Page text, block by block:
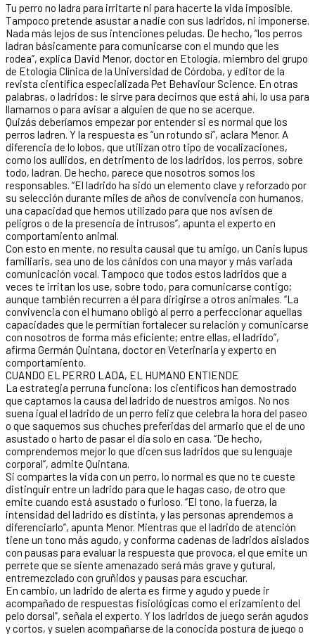
Tu perro no ladra para irritarte ni para hacerte la vida imposible.
Tampoco pretende asustar a nadie con sus ladridos, ni imponerse.
Nada más lejos de sus intenciones peludas. De hecho, “los perros
ladran básicamente para comunicarse con el mundo que les
rodea”, explica David Menor, doctor en Etología, miembro del grupo
de Etología Clínica de la Universidad de Córdoba, y editor de la
revista científica especializada Pet Behaviour Science. En otras
palabras, o ladridos: le sirve para decirnos que está ahí, lo usa para
llamarnos o para avisar a alguien de que no se acerque.
Quizás deberíamos empezar por entender si es normal que los
perros ladren. Y la respuesta es “un rotundo sí”, aclara Menor. A
diferencia de lo lobos, que utilizan otro tipo de vocalizaciones,
como los aullidos, en detrimento de los ladridos, los perros, sobre
todo, ladran. De hecho, parece que nosotros somos los
responsables. “El ladrido ha sido un elemento clave y reforzado por
su selección durante miles de años de convivencia con humanos,
una capacidad que hemos utilizado para que nos avisen de
peligros o de la presencia de intrusos”, apunta el experto en
comportamiento animal.
Con esto en mente, no resulta causal que tu amigo, un Canis lupus
familiaris, sea uno de los cánidos con una mayor y más variada
comunicación vocal. Tampoco que todos estos ladridos que a
veces te irritan los use, sobre todo, para comunicarse contigo;
aunque también recurren a él para dirigirse a otros animales. “La
convivencia con el humano obligó al perro a perfeccionar aquellas
capacidades que le permitían fortalecer su relación y comunicarse
con nosotros de forma más eficiente; entre ellas, el ladrido”,
afirma Germán Quintana, doctor en Veterinaria y experto en
comportamiento.
CUANDO EL PERRO LADA, EL HUMANO ENTIENDE
La estrategia perruna funciona: los científicos han demostrado
que captamos la causa del ladrido de nuestros amigos. No nos
suena igual el ladrido de un perro feliz que celebra la hora del paseo
o que saquemos sus chuches preferidas del armario que el de uno
asustado o harto de pasar el día solo en casa. “De hecho,
comprendemos mejor lo que dicen sus ladridos que su lenguaje
corporal”, admite Quintana.
Si compartes la vida con un perro, lo normal es que no te cueste
distinguir entre un ladrido para que le hagas caso, de otro que
emite cuando está asustado o furioso. “El tono, la fuerza, la
intensidad del ladrido es distinta, y las personas aprendemos a
diferenciarlo”, apunta Menor. Mientras que el ladrido de atención
tiene un tono más agudo, y conforma cadenas de ladridos aislados
con pausas para evaluar la respuesta que provoca, el que emite un
perrete que se siente amenazado será más grave y gutural,
entremezclado con gruñidos y pausas para escuchar.
En cambio, un ladrido de alerta es firme y agudo y puede ir
acompañado de respuestas fisiológicas como el erizamiento del
pelo dorsal”, señala el experto. Y los ladridos de juego serán agudos
y cortos, y suelen acompañarse de la conocida postura de juego o